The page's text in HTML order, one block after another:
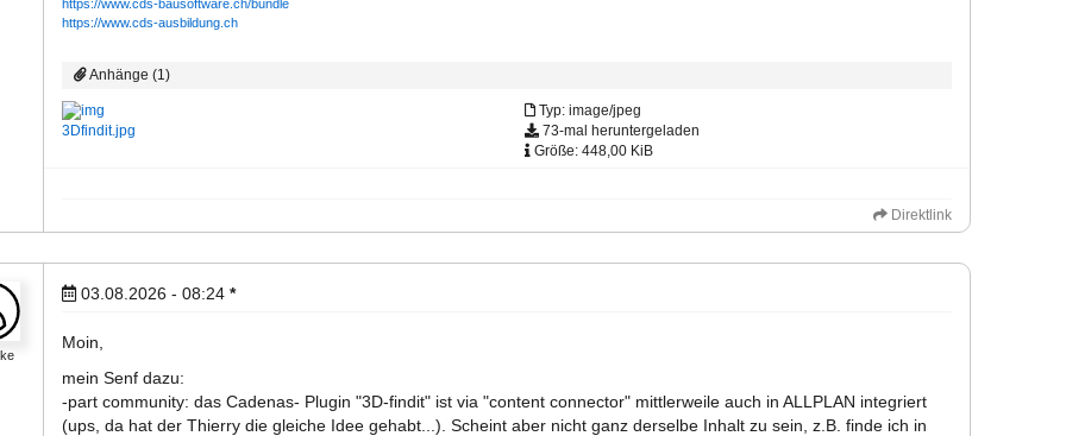
https://www.cds-bausoftware.ch/bundle
https://www.cds-ausbildung.ch
Anhänge (1)
3Dfindit.jpg
Typ: image/jpeg
73-mal heruntergeladen
Größe: 448,00 KiB
Direktlink
03.08.2026 - 08:24 *
Moin,
mein Senf dazu:
-part community: das Cadenas- Plugin "3D-findit" ist via "content connector" mittlerweile auch in ALLPLAN integriert
(ups, da hat der Thierry die gleiche Idee gehabt...). Scheint aber nicht ganz derselbe Inhalt zu sein, z.B. finde ich in